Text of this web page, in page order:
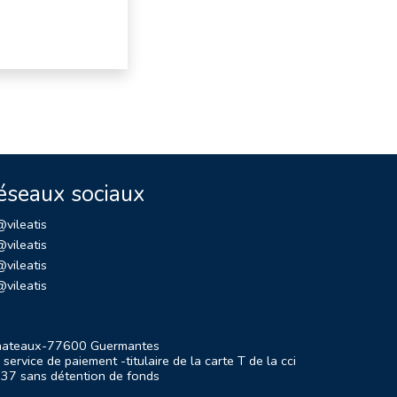
sociaux
77600 Guermantes
de paiement -titulaire de la carte T de la cci
sans détention de fonds